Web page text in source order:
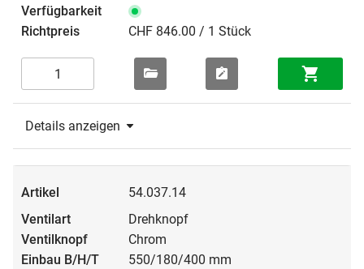
CHF 846.00 / 1 Stück
Details anzeigen
54.037.14
Drehknopf
Chrom
550/180/400 mm